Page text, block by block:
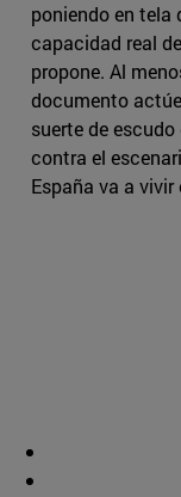
poniendo en tela
capacidad real
propone. Al
documento
suerte de
contra el
España va a